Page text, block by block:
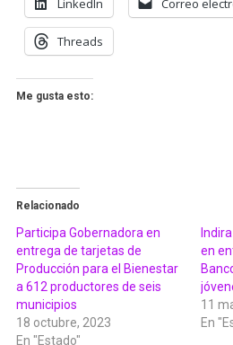
LinkedIn Correo
Threads
Me gusta esto:
Relacionado
Participa Gobernadora en
entrega de tarjetas de
Producción para el Bienestar
a 612 productores de seis
municipios
18 octubre, 2023
En "Estado"
en
11
En